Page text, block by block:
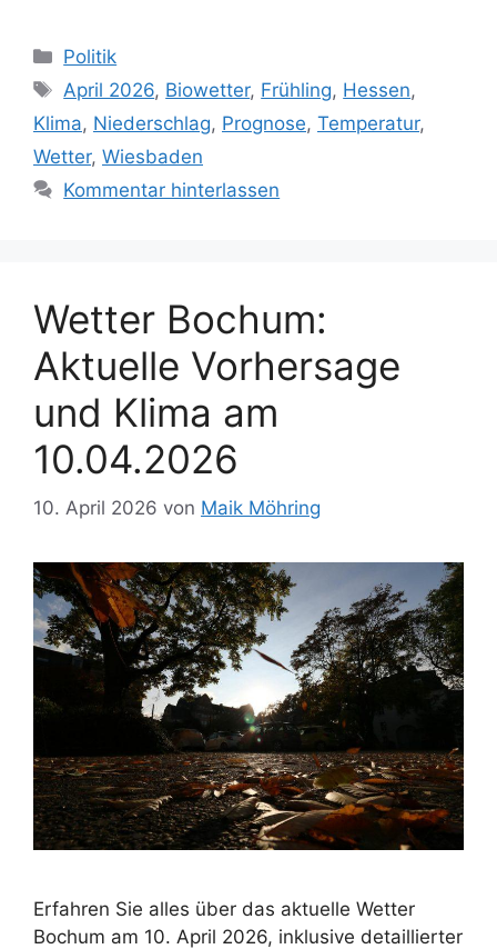
Kategorien
Politik
Schlagwörter
April 2026, Biowetter, Frühling, Hessen,
Klima, Niederschlag, Prognose, Temperatur,
Wetter, Wiesbaden
Kommentar hinterlassen
Wetter Bochum:
Aktuelle Vorhersage
und Klima am
10.04.2026
10. April 2026 von Maik Möhring
Erfahren Sie alles über das aktuelle Wetter
Bochum am 10. April 2026, inklusive detaillierter